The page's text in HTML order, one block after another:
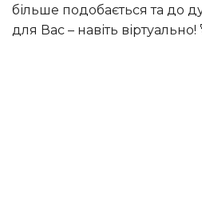
більше подобається та до
для Вас – навіть віртуально!